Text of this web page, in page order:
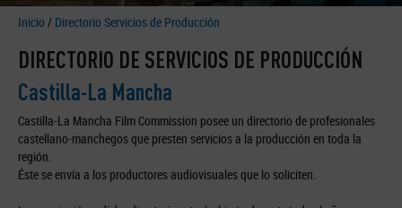
Inicio / Directorio Servicios de Producción
DIRECTORIO DE SERVICIOS DE PRODUCCIÓN
Castilla-La Mancha
Castilla-La Mancha Film Commission posee un directorio de profesionales
castellano-manchegos que presten servicios a la producción en toda la
región.
Éste se envía a los productores audiovisuales que lo soliciten.